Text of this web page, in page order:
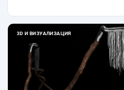
3D И ВИЗУАЛИЗАЦИЯ